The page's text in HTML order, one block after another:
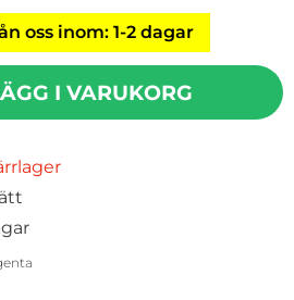
oss inom: 1-2 dagar
I VARUKORG